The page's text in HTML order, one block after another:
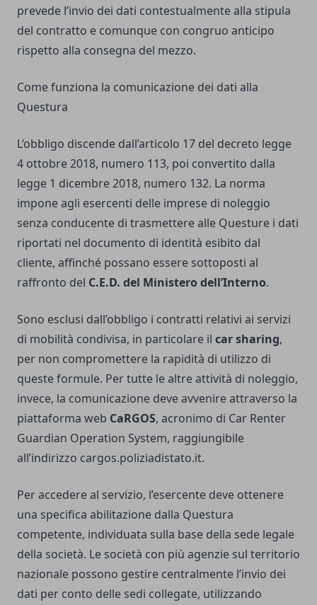
prevede l’invio dei dati contestualmente alla stipula
del contratto e comunque con congruo anticipo
rispetto alla consegna del mezzo.
Come funziona la comunicazione dei dati alla
Questura
L’obbligo discende dall’articolo 17 del decreto legge
4 ottobre 2018, numero 113, poi convertito dalla
legge 1 dicembre 2018, numero 132. La norma
impone agli esercenti delle imprese di noleggio
senza conducente di trasmettere alle Questure i dati
riportati nel documento di identità esibito dal
cliente, affinché possano essere sottoposti al
raffronto del C.E.D. del Ministero dell’Interno.
Sono esclusi dall’obbligo i contratti relativi ai servizi
di mobilità condivisa, in particolare il car sharing,
per non compromettere la rapidità di utilizzo di
queste formule. Per tutte le altre attività di noleggio,
invece, la comunicazione deve avvenire attraverso la
piattaforma web CaRGOS, acronimo di Car Renter
Guardian Operation System, raggiungibile
all’indirizzo cargos.poliziadistato.it.
Per accedere al servizio, l’esercente deve ottenere
una specifica abilitazione dalla Questura
competente, individuata sulla base della sede legale
della società. Le società con più agenzie sul territorio
nazionale possono gestire centralmente l’invio dei
dati per conto delle sedi collegate, utilizzando